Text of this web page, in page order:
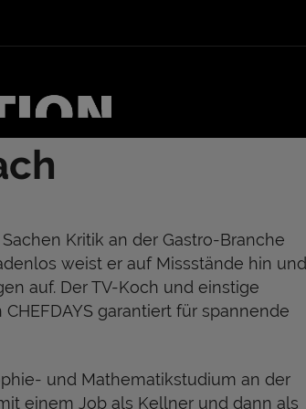
Kritik an der Gastro-Branche
weist er auf Missstände hin und
auf. Der TV-Koch und einstige
garantiert für spannende
und Mathematikstudium an der
einem Job als Kellner und dann als